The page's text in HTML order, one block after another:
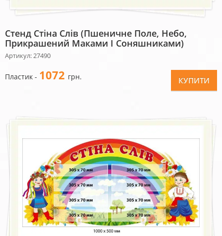
Стенд Стіна Слів (пшеничне Поле, Небо,
Прикрашений Маками І Соняшниками)
Артикул: 27490
Пластик - 1072 грн. КУПИТИ